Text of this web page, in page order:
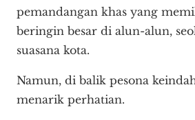
pemandangan khas yang
beringin besar di alun-alun,
suasana kota.
Namun, di balik pesona
menarik perhatian.